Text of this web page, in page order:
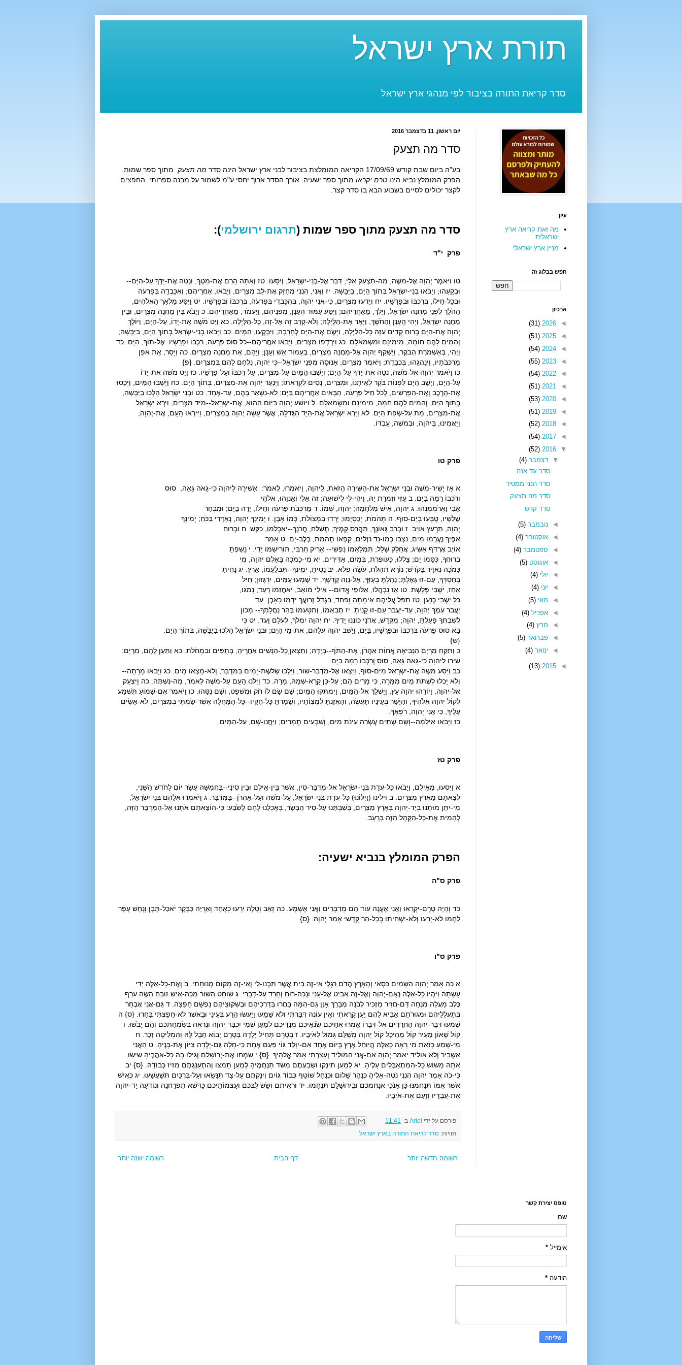
תורת ארץ ישראל
סדר קריאת התורה בציבור לפי מנהגי ארץ ישראל
יום ראשון, 11 בדצמבר 2016
סדר מה תצעק
בע"ה ביום שבת קודש 17/09/69 הקריאה המומלצת בציבור לבני ארץ ישראל הינה סדר מה תצעק מתוך ספר שמות.
הפרק המומלץ נביא הינו טרם יקראו מתוך ספר ישעיה. אורך הסדר ארוך יחסי ע"מ לשמור על מבנה ספרותי. החפצים
לקצר יכולים לסיים בשבוע הבא בו סדר קצר.
סדר מה תצעק מתוך ספר שמות (תרגום ירושלמי):
פרק י"ד
טו וַיֹּאמֶר יְהוָה אֶל-מֹשֶׁה, מַה-תִּצְעַק אֵלָי; דַּבֵּר אֶל-בְּנֵי-יִשְׂרָאֵל, וְיִסָּעוּ. טז וְאַתָּה הָרֵם אֶת-מַטְּךָ, וּנְטֵה אֶת-יָדְךָ עַל-הַיָּם--
וּבְקָעֵהוּ; וְיָבֹאוּ בְנֵי-יִשְׂרָאֵל בְּתוֹךְ הַיָּם, בַּיַּבָּשָׁה. יז וַאֲנִי, הִנְנִי מְחַזֵּק אֶת-לֵב מִצְרַיִם, וְיָבֹאוּ, אַחֲרֵיהֶם; וְאִכָּבְדָה בְּפַרְעֹה
וּבְכָל-חֵילוֹ, בְּרִכְבּוֹ וּבְפָרָשָׁיו. יח וְיָדְעוּ מִצְרַיִם, כִּי-אֲנִי יְהוָה, בְּהִכָּבְדִי בְּפַרְעֹה, בְּרִכְבּוֹ וּבְפָרָשָׁיו. יט וַיִּסַּע מַלְאַךְ הָאֱלֹהִים,
הַהֹלֵךְ לִפְנֵי מַחֲנֵה יִשְׂרָאֵל, וַיֵּלֶךְ, מֵאַחֲרֵיהֶם; וַיִּסַּע עַמּוּד הֶעָנָן, מִפְּנֵיהֶם, וַיַּעֲמֹד, מֵאַחֲרֵיהֶם. כ וַיָּבֹא בֵּין מַחֲנֵה מִצְרַיִם, וּבֵין
מַחֲנֵה יִשְׂרָאֵל, וַיְהִי הֶעָנָן וְהַחֹשֶׁךְ, וַיָּאֶר אֶת-הַלָּיְלָה; וְלֹא-קָרַב זֶה אֶל-זֶה, כָּל-הַלָּיְלָה. כא וַיֵּט מֹשֶׁה אֶת-יָדוֹ, עַל-הַיָּם, וַיּוֹלֶךְ
יְהוָה אֶת-הַיָּם בְּרוּחַ קָדִים עַזָּה כָּל-הַלַּיְלָה, וַיָּשֶׂם אֶת-הַיָּם לֶחָרָבָה; וַיִּבָּקְעוּ, הַמָּיִם. כב וַיָּבֹאוּ בְנֵי-יִשְׂרָאֵל בְּתוֹךְ הַיָּם, בַּיַּבָּשָׁה;
וְהַמַּיִם לָהֶם חוֹמָה, מִימִינָם וּמִשְּׂמֹאלָם. כג וַיִּרְדְּפוּ מִצְרַיִם, וַיָּבֹאוּ אַחֲרֵיהֶם--כֹּל סוּס פַּרְעֹה, רִכְבּוֹ וּפָרָשָׁיו: אֶל-תּוֹךְ, הַיָּם. כד
וַיְהִי, בְּאַשְׁמֹרֶת הַבֹּקֶר, וַיַּשְׁקֵף יְהוָה אֶל-מַחֲנֵה מִצְרַיִם, בְּעַמּוּד אֵשׁ וְעָנָן; וַיָּהָם, אֵת מַחֲנֵה מִצְרָיִם. כה וַיָּסַר, אֵת אֹפַן
מַרְכְּבֹתָיו, וַיְנַהֲגֵהוּ, בִּכְבֵדֻת; וַיֹּאמֶר מִצְרַיִם, אָנוּסָה מִפְּנֵי יִשְׂרָאֵל--כִּי יְהוָה, נִלְחָם לָהֶם בְּמִצְרָיִם. {פ}
כו וַיֹּאמֶר יְהוָה אֶל-מֹשֶׁה, נְטֵה אֶת-יָדְךָ עַל-הַיָּם; וְיָשֻׁבוּ הַמַּיִם עַל-מִצְרַיִם, עַל-רִכְבּוֹ וְעַל-פָּרָשָׁיו. כז וַיֵּט מֹשֶׁה אֶת-יָדוֹ
עַל-הַיָּם, וַיָּשָׁב הַיָּם לִפְנוֹת בֹּקֶר לְאֵיתָנוֹ, וּמִצְרַיִם, נָסִים לִקְרָאתוֹ; וַיְנַעֵר יְהוָה אֶת-מִצְרַיִם, בְּתוֹךְ הַיָּם. כח וַיָּשֻׁבוּ הַמַּיִם, וַיְכַסּוּ
אֶת-הָרֶכֶב וְאֶת-הַפָּרָשִׁים, לְכֹל חֵיל פַּרְעֹה, הַבָּאִים אַחֲרֵיהֶם בַּיָּם: לֹא-נִשְׁאַר בָּהֶם, עַד-אֶחָד. כט וּבְנֵי יִשְׂרָאֵל הָלְכוּ בַיַּבָּשָׁה,
בְּתוֹךְ הַיָּם; וְהַמַּיִם לָהֶם חֹמָה, מִימִינָם וּמִשְּׂמֹאלָם. ל וַיּוֹשַׁע יְהוָה בַּיּוֹם הַהוּא, אֶת-יִשְׂרָאֵל--מִיַּד מִצְרָיִם; וַיַּרְא יִשְׂרָאֵל
אֶת-מִצְרַיִם, מֵת עַל-שְׂפַת הַיָּם. לא וַיַּרְא יִשְׂרָאֵל אֶת-הַיָּד הַגְּדֹלָה, אֲשֶׁר עָשָׂה יְהוָה בְּמִצְרַיִם, וַיִּירְאוּ הָעָם, אֶת-יְהוָה;
וַיַּאֲמִינוּ, בַּיהוָה, וּבְמֹשֶׁה, עַבְדּוֹ.
פרק טו
א אָז יָשִׁיר-מֹשֶׁה וּבְנֵי יִשְׂרָאֵל אֶת-הַשִּׁירָה הַזֹּאת, לַיהוָה, וַיֹּאמְרוּ, לֵאמֹר: אָשִׁירָה לַיהוָה כִּי-גָאֹה גָּאָה, סוּס
וְרֹכְבוֹ רָמָה בַיָּם. ב עָזִּי וְזִמְרָת יָהּ, וַיְהִי-לִי לִישׁוּעָה; זֶה אֵלִי וְאַנְוֵהוּ, אֱלֹהֵי
אָבִי וַאֲרֹמְמֶנְהוּ. ג יְהוָה, אִישׁ מִלְחָמָה; יְהוָה, שְׁמוֹ. ד מַרְכְּבֹת פַּרְעֹה וְחֵילוֹ, יָרָה בַיָּם; וּמִבְחַר
שָׁלִשָׁיו, טֻבְּעוּ בְיַם-סוּף. ה תְּהֹמֹת, יְכַסְיֻמוּ; יָרְדוּ בִמְצוֹלֹת, כְּמוֹ אָבֶן. ו יְמִינְךָ יְהוָה, נֶאְדָּרִי בַּכֹּחַ; יְמִינְךָ
יְהוָה, תִּרְעַץ אוֹיֵב. ז וּבְרֹב גְּאוֹנְךָ, תַּהֲרֹס קָמֶיךָ; תְּשַׁלַּח, חֲרֹנְךָ--יֹאכְלֵמוֹ, כַּקַּשׁ. ח וּבְרוּחַ
אַפֶּיךָ נֶעֶרְמוּ מַיִם, נִצְּבוּ כְמוֹ-נֵד נֹזְלִים; קָפְאוּ תְהֹמֹת, בְּלֶב-יָם. ט אָמַר
אוֹיֵב אֶרְדֹּף אַשִּׂיג, אֲחַלֵּק שָׁלָל; תִּמְלָאֵמוֹ נַפְשִׁי-- אָרִיק חַרְבִּי, תּוֹרִישֵׁמוֹ יָדִי. י נָשַׁפְתָּ
בְרוּחֲךָ, כִּסָּמוֹ יָם; צָלְלוּ, כַּעוֹפֶרֶת, בְּמַיִם, אַדִּירִים. יא מִי-כָמֹכָה בָּאֵלִם יְהוָה, מִי
כָּמֹכָה נֶאְדָּר בַּקֹּדֶשׁ; נוֹרָא תְהִלֹּת, עֹשֵׂה פֶלֶא. יב נָטִיתָ, יְמִינְךָ--תִּבְלָעֵמוֹ, אָרֶץ. יג נָחִיתָ
בְחַסְדְּךָ, עַם-זוּ גָּאָלְתָּ; נֵהַלְתָּ בְעָזְּךָ, אֶל-נְוֵה קָדְשֶׁךָ. יד שָׁמְעוּ עַמִּים, יִרְגָּזוּן; חִיל
אָחַז, יֹשְׁבֵי פְּלָשֶׁת. טו אָז נִבְהֲלוּ, אַלּוּפֵי אֱדוֹם-- אֵילֵי מוֹאָב, יֹאחֲזֵמוֹ רָעַד; נָמֹגוּ,
כֹּל יֹשְׁבֵי כְנָעַן. טז תִּפֹּל עֲלֵיהֶם אֵימָתָה וָפַחַד, בִּגְדֹל זְרוֹעֲךָ יִדְּמוּ כָּאָבֶן: עַד
יַעֲבֹר עַמְּךָ יְהוָה, עַד-יַעֲבֹר עַם-זוּ קָנִיתָ. יז תְּבִאֵמוֹ, וְתִטָּעֵמוֹ בְּהַר נַחֲלָתְךָ-- מָכוֹן
לְשִׁבְתְּךָ פָּעַלְתָּ, יְהוָה; מִקְּדָשׁ, אֲדֹנָי כּוֹנְנוּ יָדֶיךָ. יח יְהוָה יִמְלֹךְ, לְעֹלָם וָעֶד. יט כִּי
בָא סוּס פַּרְעֹה בְּרִכְבּוֹ וּבְפָרָשָׁיו, בַּיָּם, וַיָּשֶׁב יְהוָה עֲלֵהֶם, אֶת-מֵי הַיָּם; וּבְנֵי יִשְׂרָאֵל הָלְכוּ בַיַּבָּשָׁה, בְּתוֹךְ הַיָּם.
{ש}
כ וַתִּקַּח מִרְיָם הַנְּבִיאָה אֲחוֹת אַהֲרֹן, אֶת-הַתֹּף--בְּיָדָהּ; וַתֵּצֶאןָ כָל-הַנָּשִׁים אַחֲרֶיהָ, בְּתֻפִּים וּבִמְחֹלֹת. כא וַתַּעַן לָהֶם, מִרְיָם:
שִׁירוּ לַיהוָה כִּי-גָאֹה גָּאָה, סוּס וְרֹכְבוֹ רָמָה בַיָּם.
כב וַיַּסַּע מֹשֶׁה אֶת-יִשְׂרָאֵל מִיַּם-סוּף, וַיֵּצְאוּ אֶל-מִדְבַּר-שׁוּר; וַיֵּלְכוּ שְׁלֹשֶׁת-יָמִים בַּמִּדְבָּר, וְלֹא-מָצְאוּ מָיִם. כג וַיָּבֹאוּ מָרָתָה--
וְלֹא יָכְלוּ לִשְׁתֹּת מַיִם מִמָּרָה, כִּי מָרִים הֵם; עַל-כֵּן קָרָא-שְׁמָהּ, מָרָה. כד וַיִּלֹּנוּ הָעָם עַל-מֹשֶׁה לֵּאמֹר, מַה-נִּשְׁתֶּה. כה וַיִּצְעַק
אֶל-יְהוָה, וַיּוֹרֵהוּ יְהוָה עֵץ, וַיַּשְׁלֵךְ אֶל-הַמַּיִם, וַיִּמְתְּקוּ הַמָּיִם; שָׁם שָׂם לוֹ חֹק וּמִשְׁפָּט, וְשָׁם נִסָּהוּ. כו וַיֹּאמֶר אִם-שָׁמוֹעַ תִּשְׁמַע
לְקוֹל יְהוָה אֱלֹהֶיךָ, וְהַיָּשָׁר בְּעֵינָיו תַּעֲשֶׂה, וְהַאֲזַנְתָּ לְמִצְו‍ֹתָיו, וְשָׁמַרְתָּ כָּל-חֻקָּיו--כָּל-הַמַּחֲלָה אֲשֶׁר-שַׂמְתִּי בְמִצְרַיִם, לֹא-אָשִׂים
עָלֶיךָ, כִּי אֲנִי יְהוָה, רֹפְאֶךָ.
כז וַיָּבֹאוּ אֵילִמָה--וְשָׁם שְׁתֵּים עֶשְׂרֵה עֵינֹת מַיִם, וְשִׁבְעִים תְּמָרִים; וַיַּחֲנוּ-שָׁם, עַל-הַמָּיִם.
פרק טז
א וַיִּסְעוּ, מֵאֵילִם, וַיָּבֹאוּ כָּל-עֲדַת בְּנֵי-יִשְׂרָאֵל אֶל-מִדְבַּר-סִין, אֲשֶׁר בֵּין-אֵילִם וּבֵין סִינָי--בַּחֲמִשָּׁה עָשָׂר יוֹם לַחֹדֶשׁ הַשֵּׁנִי,
לְצֵאתָם מֵאֶרֶץ מִצְרָיִם. ב וילינו (וַיִּלּוֹנוּ) כָּל-עֲדַת בְּנֵי-יִשְׂרָאֵל, עַל-מֹשֶׁה וְעַל-אַהֲרֹן--בַּמִּדְבָּר. ג וַיֹּאמְרוּ אֲלֵהֶם בְּנֵי יִשְׂרָאֵל,
מִי-יִתֵּן מוּתֵנוּ בְיַד-יְהוָה בְּאֶרֶץ מִצְרַיִם, בְּשִׁבְתֵּנוּ עַל-סִיר הַבָּשָׂר, בְּאָכְלֵנוּ לֶחֶם לָשֹׂבַע: כִּי-הוֹצֵאתֶם אֹתָנוּ אֶל-הַמִּדְבָּר הַזֶּה,
לְהָמִית אֶת-כָּל-הַקָּהָל הַזֶּה בָּרָעָב.
הפרק המומלץ בנביא ישעיה:
פרק ס"ה
כד וְהָיָה טֶרֶם-יִקְרָאוּ וַאֲנִי אֶעֱנֶה עוֹד הֵם מְדַבְּרִים וַאֲנִי אֶשְׁמָע. כה זְאֵב וְטָלֶה יִרְעוּ כְאֶחָד וְאַרְיֵה כַּבָּקָר יֹאכַל-תֶּבֶן וְנָחָשׁ עָפָר
לַחְמוֹ לֹא-יָרֵעוּ וְלֹא-יַשְׁחִיתוּ בְּכָל-הַר קָדְשִׁי אָמַר יְהוָה. {ס}
פרק ס"ו
א כֹּה אָמַר יְהוָה הַשָּׁמַיִם כִּסְאִי וְהָאָרֶץ הֲדֹם רַגְלָי אֵי-זֶה בַיִת אֲשֶׁר תִּבְנוּ-לִי וְאֵי-זֶה מָקוֹם מְנוּחָתִי. ב וְאֶת-כָּל-אֵלֶּה יָדִי
עָשָׂתָה וַיִּהְיוּ כָל-אֵלֶּה נְאֻם-יְהוָה וְאֶל-זֶה אַבִּיט אֶל-עָנִי וּנְכֵה-רוּחַ וְחָרֵד עַל-דְּבָרִי. ג שׁוֹחֵט הַשּׁוֹר מַכֵּה-אִישׁ זוֹבֵחַ הַשֶּׂה עֹרֵף
כֶּלֶב מַעֲלֵה מִנְחָה דַּם-חֲזִיר מַזְכִּיר לְבֹנָה מְבָרֵךְ אָוֶן גַּם-הֵמָּה בָּחֲרוּ בְּדַרְכֵיהֶם וּבְשִׁקּוּצֵיהֶם נַפְשָׁם חָפֵצָה. ד גַּם-אֲנִי אֶבְחַר
בְּתַעֲלֻלֵיהֶם וּמְגוּרֹתָם אָבִיא לָהֶם יַעַן קָרָאתִי וְאֵין עוֹנֶה דִּבַּרְתִּי וְלֹא שָׁמֵעוּ וַיַּעֲשׂוּ הָרַע בְּעֵינַי וּבַאֲשֶׁר לֹא-חָפַצְתִּי בָּחָרוּ. {ס} ה
שִׁמְעוּ דְּבַר-יְהוָה הַחֲרֵדִים אֶל-דְּבָרוֹ אָמְרוּ אֲחֵיכֶם שֹׂנְאֵיכֶם מְנַדֵּיכֶם לְמַעַן שְׁמִי יִכְבַּד יְהוָה וְנִרְאֶה בְשִׂמְחַתְכֶם וְהֵם יֵבֹשׁוּ. ו
קוֹל שָׁאוֹן מֵעִיר קוֹל מֵהֵיכָל קוֹל יְהוָה מְשַׁלֵּם גְּמוּל לְאֹיְבָיו. ז בְּטֶרֶם תָּחִיל יָלָדָה בְּטֶרֶם יָבוֹא חֵבֶל לָהּ וְהִמְלִיטָה זָכָר. ח
מִי-שָׁמַע כָּזֹאת מִי רָאָה כָּאֵלֶּה הֲיוּחַל אֶרֶץ בְּיוֹם אֶחָד אִם-יִוָּלֵד גּוֹי פַּעַם אֶחָת כִּי-חָלָה גַּם-יָלְדָה צִיּוֹן אֶת-בָּנֶיהָ. ט הַאֲנִי
אַשְׁבִּיר וְלֹא אוֹלִיד יֹאמַר יְהוָה אִם-אֲנִי הַמּוֹלִיד וְעָצַרְתִּי אָמַר אֱלֹהָיִךְ. {ס} י שִׂמְחוּ אֶת-יְרוּשָׁלִַם וְגִילוּ בָהּ כָּל-אֹהֲבֶיהָ שִׂישׂוּ
אִתָּהּ מָשׂוֹשׂ כָּל-הַמִּתְאַבְּלִים עָלֶיהָ. יא לְמַעַן תִּינְקוּ וּשְׂבַעְתֶּם מִשֹּׁד תַּנְחֻמֶיהָ לְמַעַן תָּמֹצּוּ וְהִתְעַנַּגְתֶּם מִזִּיז כְּבוֹדָהּ. {ס} יב
כִּי-כֹה אָמַר יְהוָה הִנְנִי נֹטֶה-אֵלֶיהָ כְּנָהָר שָׁלוֹם וּכְנַחַל שׁוֹטֵף כְּבוֹד גּוֹיִם וִינַקְתֶּם עַל-צַד תִּנָּשֵׂאוּ וְעַל-בִּרְכַּיִם תְּשָׁעֳשָׁעוּ. יג כְּאִישׁ
אֲשֶׁר אִמּוֹ תְּנַחֲמֶנּוּ כֵּן אָנֹכִי אֲנַחֶמְכֶם וּבִירוּשָׁלִַם תְּנֻחָמוּ. יד וּרְאִיתֶם וְשָׂשׂ לִבְּכֶם וְעַצְמוֹתֵיכֶם כַּדֶּשֶׁא תִפְרַחְנָה וְנוֹדְעָה יַד-יְהוָה
אֶת-עֲבָדָיו וְזָעַם אֶת-אֹיְבָיו.
פורסם על ידי Ariel ב- 11:41
תוויות: סדר קריאת התורה בארץ ישראל
רשומה חדשה יותר רשומה ישנה יותר דף הבית
עיון
מה זאת קריאה ארץ
ישראלית
מניין ארץ ישראלי
חפש בבלוג זה
ארכיון
◄
2026
(31)
◄
2025
(51)
◄
2024
(54)
◄
2023
(55)
◄
2022
(54)
◄
2021
(51)
◄
2020
(53)
◄
2019
(51)
◄
2018
(52)
◄
2017
(54)
▼
2016
(52)
▼ דצמבר (4)
סדר עד אנה
סדר הנני ממטיר
סדר מה תצעק
סדר קדש
◄ נובמבר (5)
◄ אוקטובר (4)
◄ ספטמבר (4)
◄ אוגוסט (5)
◄ יולי (4)
◄ יוני (4)
◄ מאי (5)
◄ אפריל (4)
◄ מרץ (4)
◄ פברואר (5)
◄ ינואר (4)
◄
2015
(13)
טופס יצירת קשר
שם
אימייל *
הודעה *